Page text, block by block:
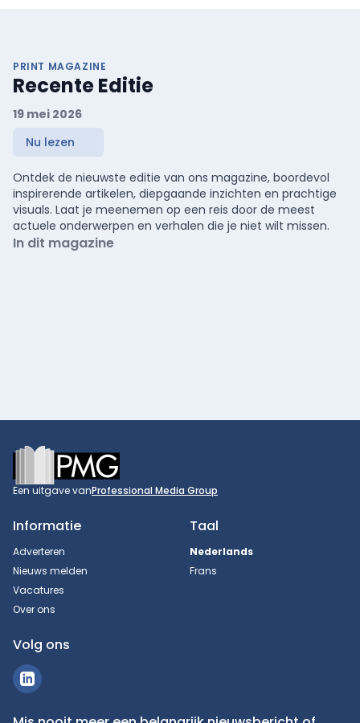
PRINT MAGAZINE
Recente Editie
19 mei 2026
Nu lezen
Ontdek de nieuwste editie van ons magazine, boordevol
inspirerende artikelen, diepgaande inzichten en prachtige
visuals. Laat je meenemen op een reis door de meest
actuele onderwerpen en verhalen die je niet wilt missen.
In dit magazine
Footer
Een uitgave vanProfessional Media Group
Informatie
Adverteren
Nieuws melden
Vacatures
Over ons
Taal
Nederlands
Frans
Volg ons